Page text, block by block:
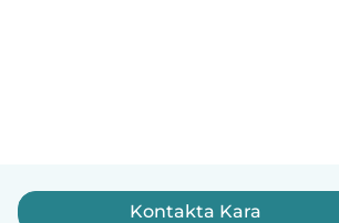
Kontakta Kara